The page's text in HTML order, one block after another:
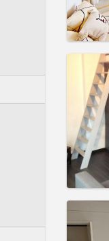
Loyer:
Charges:
Durée: